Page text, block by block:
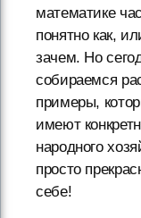
математике
понятно как,
зачем. Но
собираемся
примеры,
имеют
народного
просто
себе!